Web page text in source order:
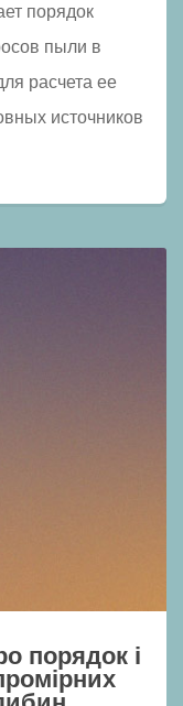
порядок
пыли в
расчета ее
источников
порядок і